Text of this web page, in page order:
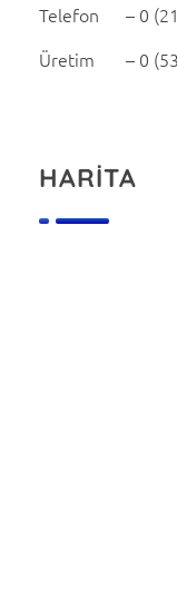
Telefon – 0
Üretim – 0
HARİTA